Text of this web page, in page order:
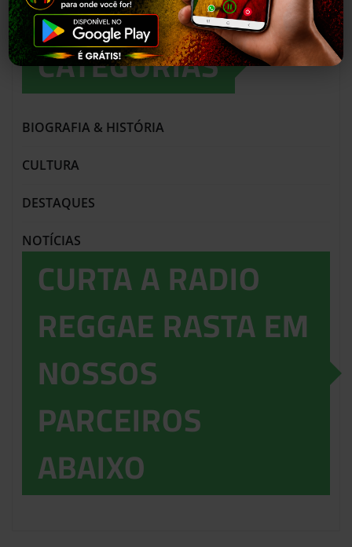
CATEGORIAS
BIOGRAFIA & HISTÓRIA
CULTURA
DESTAQUES
NOTÍCIAS
CURTA A RADIO
REGGAE RASTA EM
NOSSOS
PARCEIROS
ABAIXO